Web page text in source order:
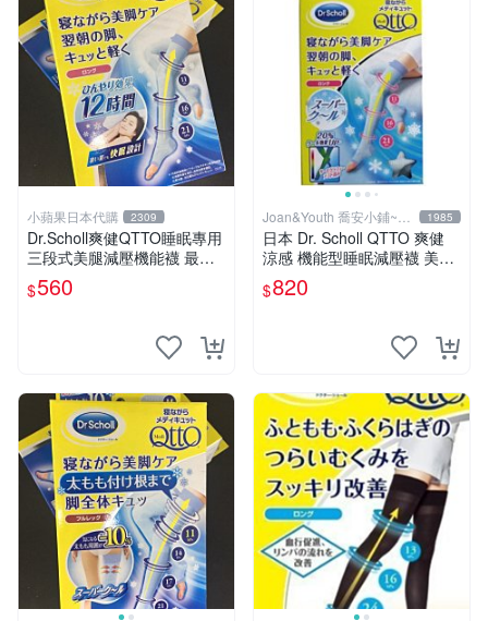
小蘋果日本代購 2309
Dr.Scholl爽健QTTO睡眠專用
三段式美腿減壓機能襪 最新
製法涼感
$560
Joan&Youth 喬安小鋪~賣
場都現貨
1985
日本 Dr. Scholl QTTO 爽健
涼感 機能型睡眠減壓襪 美腿
襪 長版 - L 三段提臀睡眠機
能專用美腿襪 現
$820